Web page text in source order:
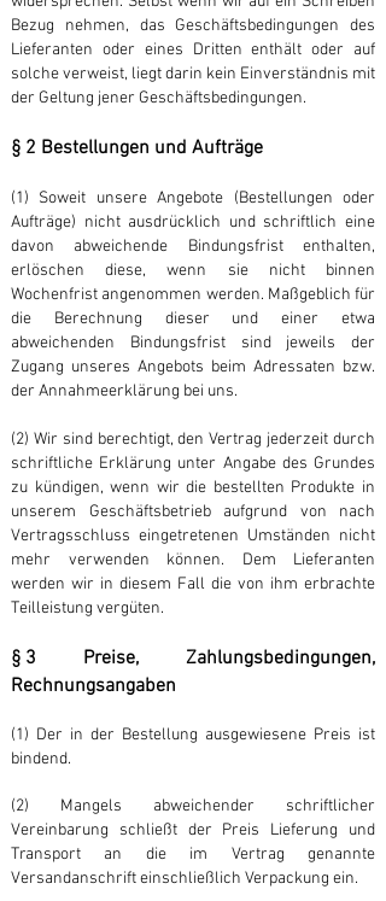
Bezug nehmen, das Geschäftsbedingungen des
Lieferanten oder eines Dritten enthält oder auf
solche verweist, liegt darin kein Einverständnis mit
der Geltung jener Geschäftsbedingungen.
§ 2 Bestellungen und Aufträge
(1) Soweit unsere Angebote (Bestellungen oder
Aufträge) nicht ausdrücklich und schriftlich eine
davon abweichende Bindungsfrist enthalten,
erlöschen diese, wenn sie nicht binnen
Wochenfrist angenommen werden. Maßgeblich für
die Berechnung dieser und einer etwa
abweichenden Bindungsfrist sind jeweils der
Zugang unseres Angebots beim Adressaten bzw.
der Annahmeerklärung bei uns.
(2) Wir sind berechtigt, den Vertrag jederzeit durch
schriftliche Erklärung unter Angabe des Grundes
zu kündigen, wenn wir die bestellten Produkte in
unserem Geschäftsbetrieb aufgrund von nach
Vertragsschluss eingetretenen Umständen nicht
mehr verwenden können. Dem Lieferanten
werden wir in diesem Fall die von ihm erbrachte
Teilleistung vergüten.
§ 3 Preise, Zahlungsbedingungen,
Rechnungsangaben
(1) Der in der Bestellung ausgewiesene Preis ist
bindend.
(2) Mangels abweichender schriftlicher
Vereinbarung schließt der Preis Lieferung und
Transport an die im Vertrag genannte
Versandanschrift einschließlich Verpackung ein.